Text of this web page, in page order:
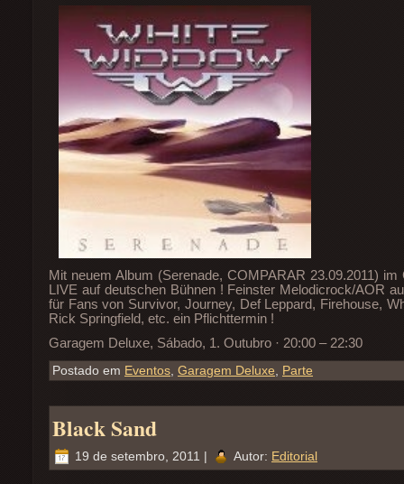
Mit neuem Album (Serenade, COMPARAR 23.09.2011)
LIVE auf deutschen Bühnen ! Feinster Melodicrock/AOR
für Fans von Survivor, Journey, Def Leppard, Firehouse,
Rick Springfield, etc. ein Pflichttermin !
Garagem Deluxe, Sábado, 1. Outubro · 20:00 – 22:30
Postado em Eventos Garagem Deluxe Parte
Black Sand
19 de setembro, 2011 | Autor: Editorial